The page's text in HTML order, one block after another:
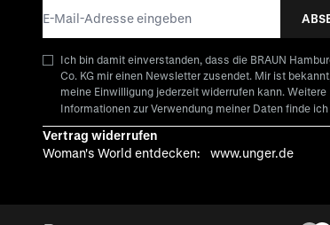
Ich bin damit einverstanden, dass die BRAUN
Co. KG mir einen Newsletter zusendet. Mir ist
meine Einwilligung jederzeit widerrufen kann. Weitere
Informationen zur Verwendung meiner Daten finde ich
Vertrag widerrufen
Woman's World entdecken:
www.unger.de